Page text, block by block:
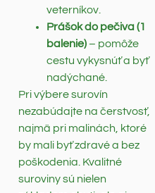
veterníkov.
Prášok do pečiva (1
balenie)– pomôže
cestu vykysnúť a byť
nadýchané.
Pri výbere surovín
nezabúdajte na čerstvosť,
najmä pri malinách, ktoré
by mali byť zdravé a bez
poškodenia. Kvalitné
suroviny sú nielen